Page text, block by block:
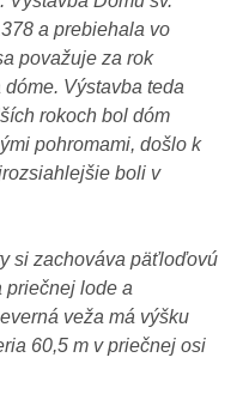
a prebiehala vo
považuje za rok
Výstavba teda
rokoch bol dóm
pohromami, došlo k
boli v
si zachováva päťloďovú
priečnej lode a
veža má výšku
60,5 m v priečnej osi